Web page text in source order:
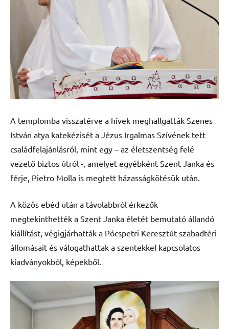
A templomba visszatérve a hívek meghallgatták Szenes
István atya katekézisét a Jézus Irgalmas Szívének tett
családfelajánlásról, mint egy – az életszentség felé
vezető biztos útról -, amelyet egyébként Szent Janka és
férje, Pietro Molla is megtett házasságkötésük után.
A közös ebéd után a távolabbról érkezők
megtekinthették a Szent Janka életét bemutató állandó
kiállítást, végigjárhatták a Pócspetri Keresztút szabadtéri
állomásait és válogathattak a szentekkel kapcsolatos
kiadványokból, képekből.